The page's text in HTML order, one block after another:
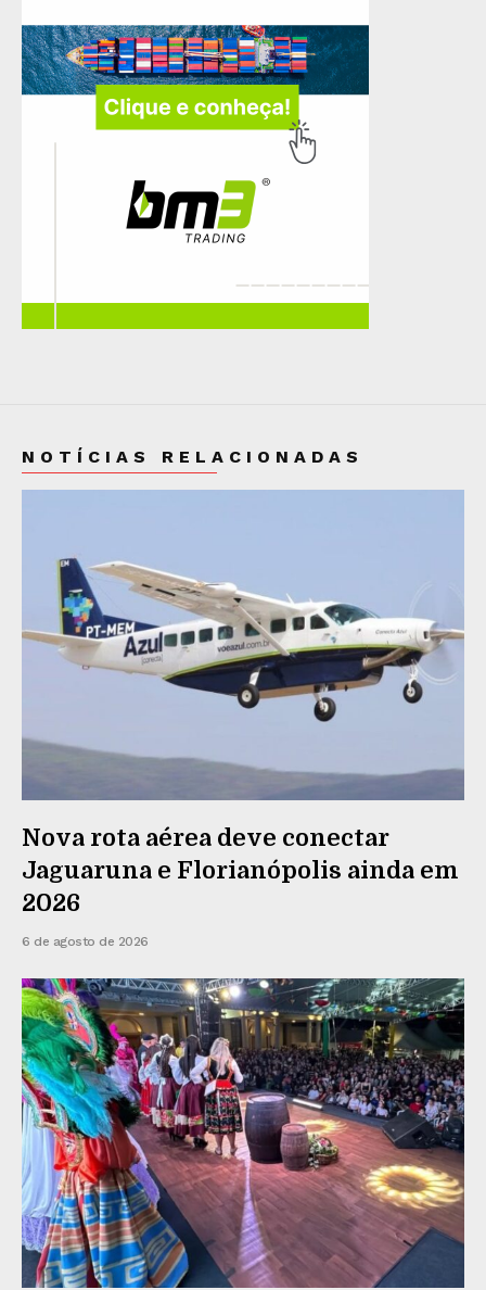
NOTÍCIAS RELACIONADAS
Nova rota aérea deve conectar
Jaguaruna e Florianópolis ainda em
2026
6 de agosto de 2026